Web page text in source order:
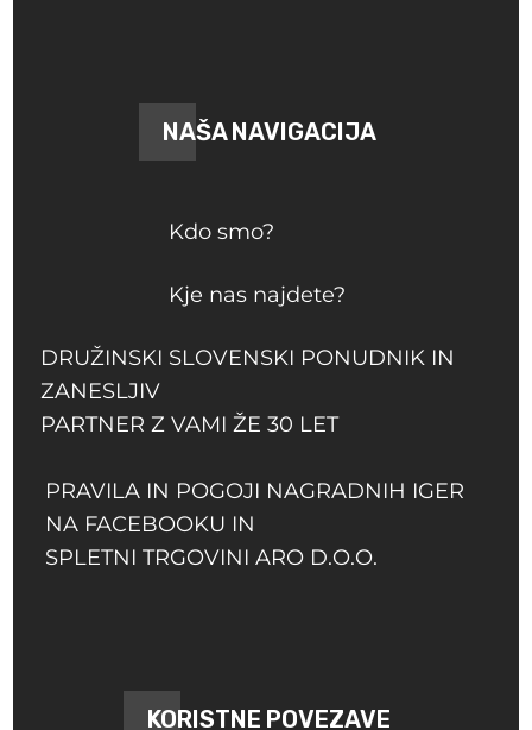
NAŠA NAVIGACIJA
Kdo smo?
Kje nas najdete?
DRUŽINSKI SLOVENSKI PONUDNIK IN
ZANESLJIV
PARTNER Z VAMI ŽE 30 LET
PRAVILA IN POGOJI NAGRADNIH IGER
NA FACEBOOKU IN
SPLETNI TRGOVINI ARO D.O.O.
KORISTNE POVEZAVE